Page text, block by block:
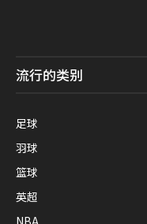
流行的类别
足球
羽球
篮球
英超
NBA